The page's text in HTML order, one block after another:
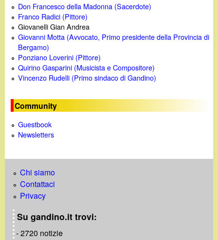
Don Francesco della Madonna (Sacerdote)
Franco Radici (Pittore)
Giovanelli Gian Andrea
Giovanni Motta (Avvocato, Primo presidente della Provincia di
Bergamo)
Ponziano Loverini (Pittore)
Quirino Gasparini (Musicista e Compositore)
Vincenzo Rudelli (Primo sindaco di Gandino)
Community
Guestbook
Newsletters
Chi siamo
Contattaci
Privacy
Su gandino.it trovi:
- 2720 notizie